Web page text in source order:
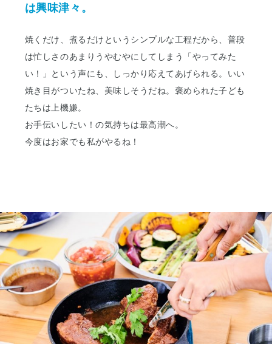
は興味津々。
焼くだけ、煮るだけというシンプルな工程だから、普段
は忙しさのあまりうやむやにしてしまう「やってみた
い！」という声にも、しっかり応えてあげられる。いい
焼き目がついたね、美味しそうだね。褒められた子ども
たちは上機嫌。
お手伝いしたい！の気持ちは最高潮へ。
今度はお家でも私がやるね！